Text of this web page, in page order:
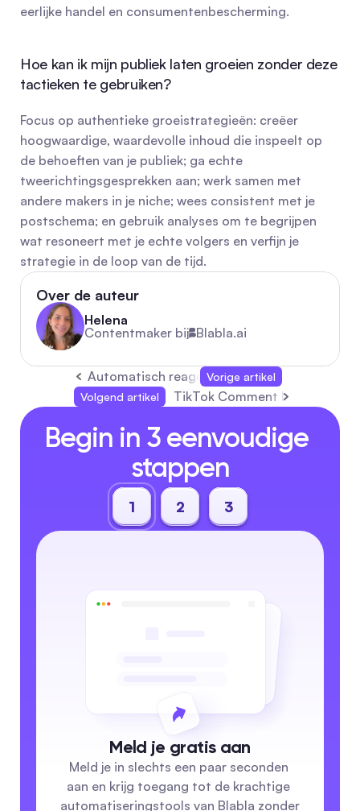
eerlijke handel en consumentenbescherming.
Hoe kan ik mijn publiek laten groeien zonder deze
tactieken te gebruiken?
Focus op authentieke groeistrategieën: creëer
hoogwaardige, waardevolle inhoud die inspeelt op
de behoeften van je publiek; ga echte
tweerichtingsgesprekken aan; werk samen met
andere makers in je niche; wees consistent met je
postschema; en gebruik analyses om te begrijpen
wat resoneert met je echte volgers en verfijn je
strategie in de loop van de tijd.
Over de auteur
Helena
Contentmaker bij Blabla.ai
Automatisch reageren op YouTube:
Vorige artikel
Volgend artikel
TikTok Comment Like Bot:
Begin in 3 eenvoudige
stappen
1 2 3
Meld je gratis aan
Meld je in slechts een paar seconden
aan en krijg toegang tot de krachtige
automatiseringstools van Blabla zonder